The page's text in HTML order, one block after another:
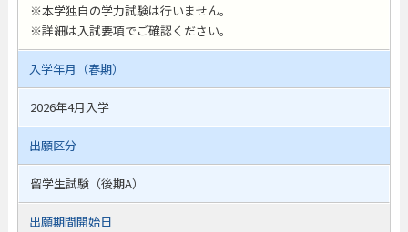
※本学独自の学力試験は行いません。
※詳細は入試要項でご確認ください。
入学年月（春期）
2026年4月入学
出願区分
留学生試験（後期A）
出願期間開始日